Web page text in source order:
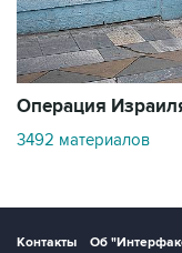
Операция
3492 материалов
Контакты Об